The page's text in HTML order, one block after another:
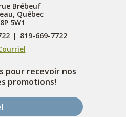
Brébeuf
Québec
5W1
| 819-669-7722
pour recevoir nos
promotions!
Votre courriel